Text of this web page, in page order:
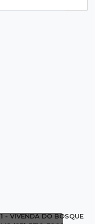
32% em MS e
- VIVENDA DO BOSQUE